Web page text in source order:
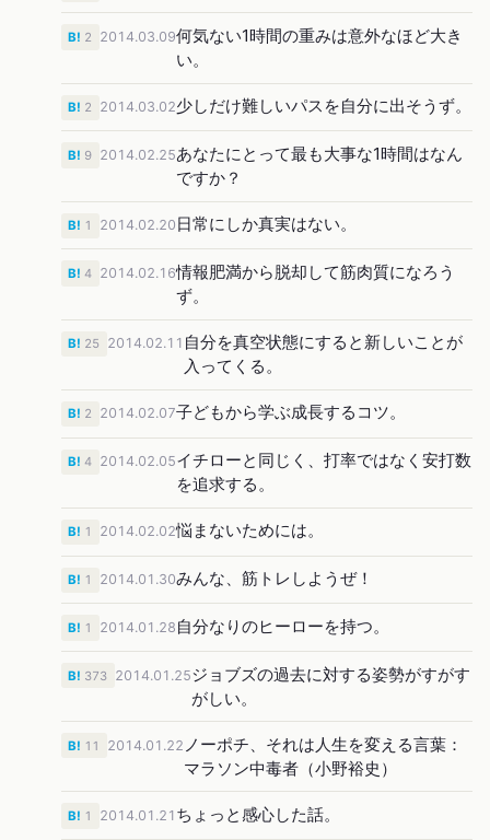
2014.03.09何気ない1時間の重みは意外なほど大き
い。
B! 2
2014.03.02少しだけ難しいパスを自分に出そうず。
B! 2
2014.02.25あなたにとって最も大事な1時間はなん
ですか？
B! 9
2014.02.20 日常にしか真実はない。
B! 1
2014.02.16情報肥満から脱却して筋肉質になろう
ず。
B! 4
2014.02.11 自分を真空状態にすると新しいことが
入ってくる。
B! 25
2014.02.07子どもから学ぶ成長するコツ。
B! 2
2014.02.05イチローと同じく、打率ではなく安打数
を追求する。
B! 4
2014.02.02悩まないためには。
B! 1
2014.01.30みんな、筋トレしようぜ！
B! 1
2014.01.28 自分なりのヒーローを持つ。
B! 1
2014.01.25ジョブズの過去に対する姿勢がすがす
がしい。
B! 373
2014.01.22 ノーポチ、それは人生を変える言葉：
マラソン中毒者（小野裕史）
B! 11
2014.01.21 ちょっと感心した話。
B! 1